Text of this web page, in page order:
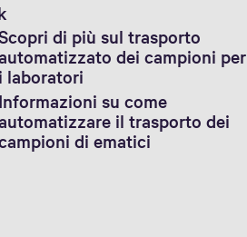
di più sul trasporto
dei campioni per
laboratori
su come
il trasporto dei
di ematici